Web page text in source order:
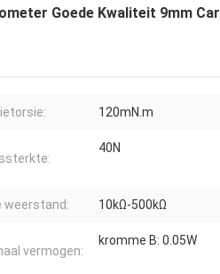
Goede Kwaliteit 9mm
120mN.m
40N
weerstand: 10kΩ-500kΩ
vermogen:
kromme B: 0.05W